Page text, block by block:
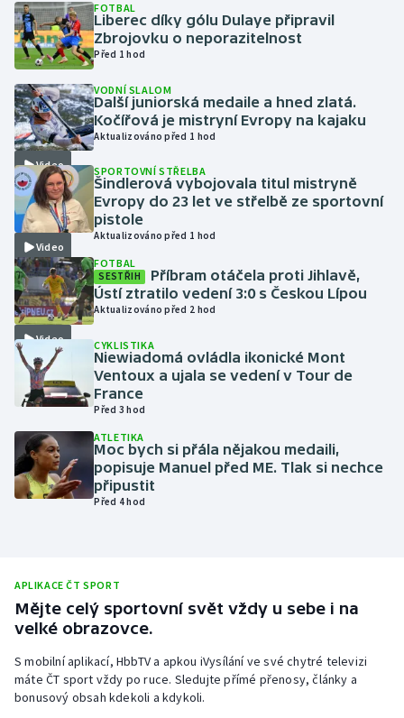
Gymnastika
Házená
Jezdectví
Judo
Krasobruslení
Lezení
Lyže a snowboard
Moderní pětiboj
Motorsport
Olympijské hry
Parasport
Plavání
Ragby
Rychlobruslení
Rychlostní kanoistika
FOTBAL
Liberec díky gólu Dulaye připravil
Zbrojovku o neporazitelnost
Před 1 hod
Video
VODNÍ SLALOM
Další juniorská medaile a hned zlatá.
Kočířová je mistryní Evropy na kajaku
Aktualizováno před 1 hod
Video
SPORTOVNÍ STŘELBA
Šindlerová vybojovala titul mistryně
Evropy do 23 let ve střelbě ze sportovní
pistole
Aktualizováno před 1 hod
Video
FOTBAL
SESTŘIH
Příbram otáčela proti Jihlavě,
Ústí ztratilo vedení 3:0 s Českou Lípou
Aktualizováno před 2 hod
CYKLISTIKA
Niewiadomá ovládla ikonické Mont
Ventoux a ujala se vedení v Tour de
France
Před 3 hod
ATLETIKA
Moc bych si přála nějakou medaili,
popisuje Manuel před ME. Tlak si nechce
připustit
Před 4 hod
APLIKACE ČT SPORT
Mějte celý sportovní svět vždy u sebe i na
velké obrazovce.
S mobilní aplikací, HbbTV a apkou iVysílání ve své chytré televizi
máte ČT sport vždy po ruce. Sledujte přímé přenosy, články a
bonusový obsah kdekoli a kdykoli.